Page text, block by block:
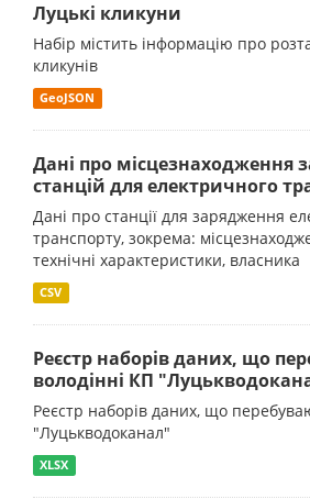
Луцькі кликуни
Набір містить інформацію про
кликунів
GeoJSON
Дані про місцезнаходження
станцій для електричного
Дані про станції для зарядження
транспорту, зокрема:
технічні характеристики, власника
CSV
Реєстр наборів даних, що
володінні КП
Реєстр наборів даних, що
"Луцькводоканал"
XLSX